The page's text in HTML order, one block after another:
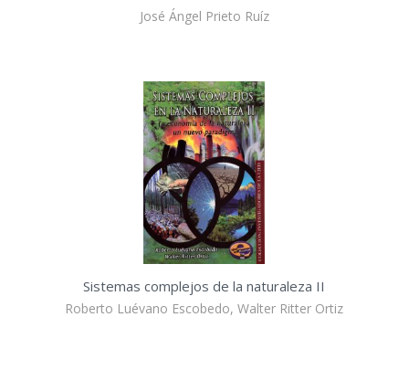
José Ángel Prieto Ruíz
Sistemas complejos de la naturaleza II
Roberto Luévano Escobedo, Walter Ritter Ortiz